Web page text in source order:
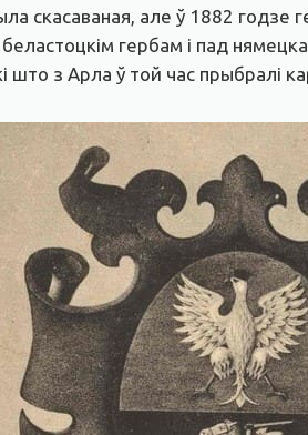
скасаваная, але ў 1882 годзе
гербам і пад
што з Арла ў той час